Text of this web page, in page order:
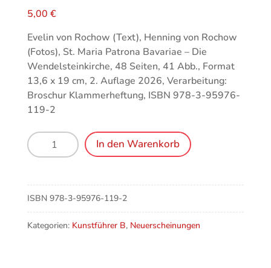
5,00 €
Evelin von Rochow (Text), Henning von Rochow
(Fotos), St. Maria Patrona Bavariae – Die
Wendelsteinkirche, 48 Seiten, 41 Abb., Format
13,6 x 19 cm, 2. Auflage 2026, Verarbeitung:
Broschur Klammerheftung, ISBN 978-3-95976-
119-2
Brannenburg
am
Die
Wendelsteinkirche
Menge
In den Warenkorb
ISBN 978-3-95976-119-2
Kategorien: Kunstführer B, Neuerscheinungen